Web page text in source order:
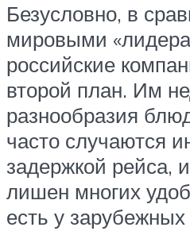
Безусловно, в
мировыми
российские
второй план. Им
разнообразия
часто случаются
задержкой рейса,
лишен многих
есть у